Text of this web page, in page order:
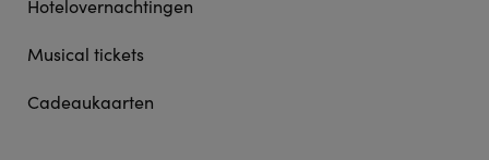
Hotelovernachtingen
Musical tickets
Cadeaukaarten